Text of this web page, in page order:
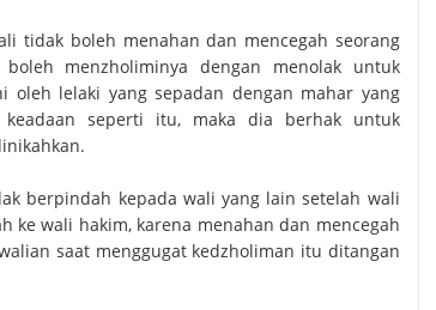
tidak boleh menahan dan mencegah seorang
menzholiminya dengan menolak untuk
oleh lelaki yang sepadan dengan mahar yang
seperti itu, maka dia berhak untuk
berpindah kepada wali yang lain setelah wali
ke wali hakim, karena menahan dan mencegah
saat menggugat kedzholiman itu ditangan